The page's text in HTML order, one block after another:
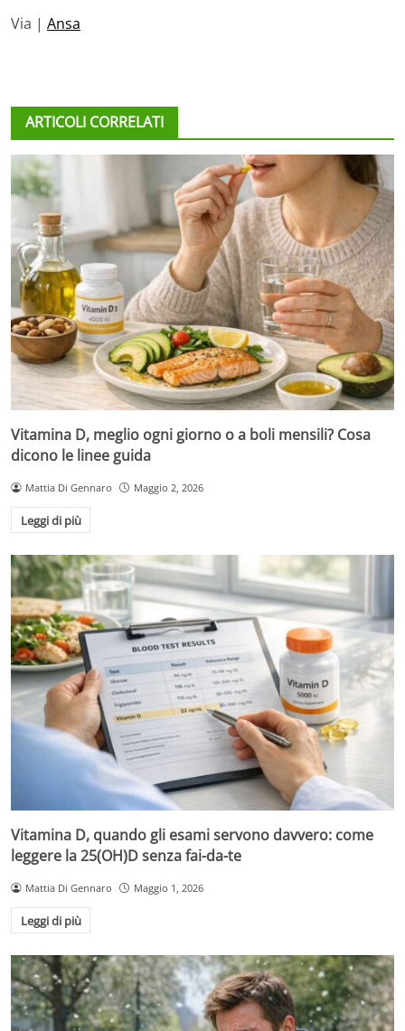
Via | Ansa
ARTICOLI CORRELATI
Vitamina D, meglio ogni giorno o a boli mensili? Cosa
dicono le linee guida
Mattia Di Gennaro Maggio 2, 2026
Leggi di più
Vitamina D, quando gli esami servono davvero: come
leggere la 25(OH)D senza fai-da-te
Mattia Di Gennaro Maggio 1, 2026
Leggi di più